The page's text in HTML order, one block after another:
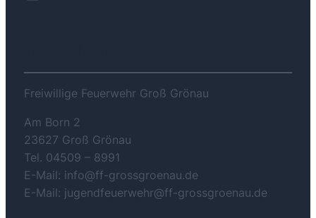
Freiwillige Feuerwehr Groß Grönau
Am Born 2
23627 Groß Grönau
Tel. 04509 – 8991
E-Mail: info@ff-grossgroenau.de
E-Mail: jugendfeuerwehr@ff-grossgroenau.de